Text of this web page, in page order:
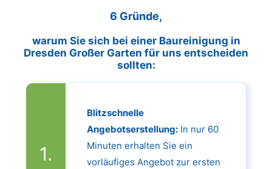
6 Gründe,
warum Sie sich bei einer Baureinigung in
Dresden Großer Garten für uns entscheiden
sollten:
Blitzschnelle
Angebotserstellung:In nur 60
Minuten erhalten Sie ein
vorläufiges Angebot zur ersten